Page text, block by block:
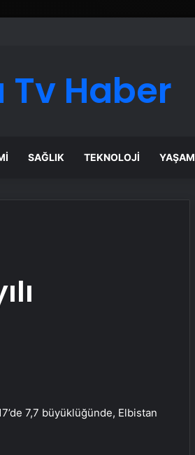
Tv Haber
SAĞLIK TEKNOLOJI YAŞAM
7,7 büyüklüğünde, Elbistan